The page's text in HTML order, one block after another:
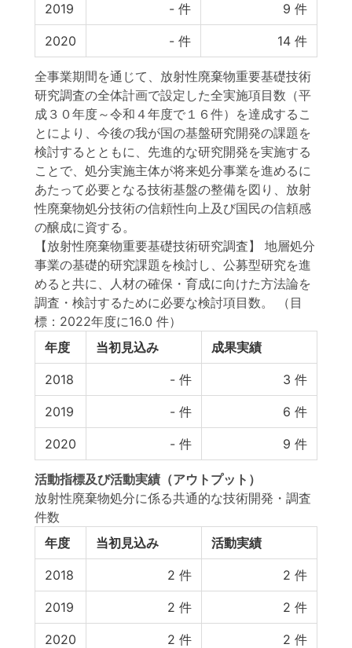
2019 - 件 9 件
2020 - 件 14 件
全事業期間を通じて、放射性廃棄物重要基礎技術
研究調査の全体計画で設定した全実施項目数（平
成３０年度～令和４年度で１６件）を達成するこ
とにより、今後の我が国の基盤研究開発の課題を
検討するとともに、先進的な研究開発を実施する
ことで、処分実施主体が将来処分事業を進めるに
あたって必要となる技術基盤の整備を図り、放射
性廃棄物処分技術の信頼性向上及び国民の信頼感
の醸成に資する。
【放射性廃棄物重要基礎技術研究調査】 地層処分
事業の基礎的研究課題を検討し、公募型研究を進
めると共に、人材の確保・育成に向けた方法論を
調査・検討するために必要な検討項目数。
（目
標：2022年度に16.0 件）
年度
当初見込み 成果実績
2018 - 件 3 件
2019 - 件 6 件
2020 - 件 9 件
活動指標及び活動実績 （アウトプット）
放射性廃棄物処分に係る共通的な技術開発・調査
件数
年度
当初見込み 活動実績
2018 2 件 2 件
2019 2 件 2 件
2020 2 件 2 件